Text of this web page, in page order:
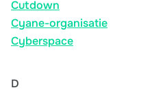
Cutdown
Cyane-organisatie
Cyberspace
D